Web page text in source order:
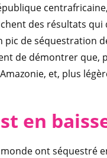
des résultats
de séquestration
de démontrer que,
et, plus
en
ont séquestré